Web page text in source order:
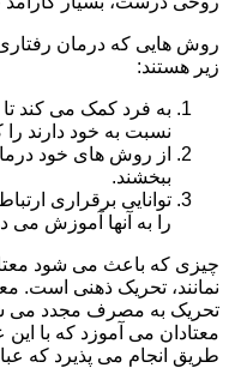
روش هایی که درمان
زیر هستند:
به فرد کمک می کند
نسبت به خود دارند را
از روش های خود
ببخشند.
توانایی برقراری
را به آنها آموزش می
چیزی که باعث می شود
نمانند، تحریک ذهنی است.
تحریک به مصرف مجدد می
معتادان می آموزد که با این
طریق انجام می پذیرد که